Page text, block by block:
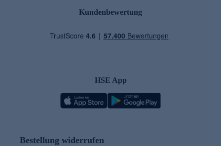
Kundenbewertung
HSE App
Bestellung widerrufen